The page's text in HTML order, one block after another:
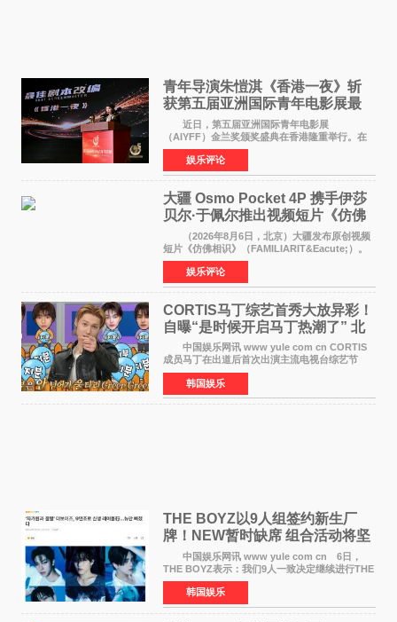
青年导演朱愷淇《香港一夜》斩
获第五届亚洲国际青年电影展最
佳剧本改编奖
近日，第五届亚洲国际青年电影展
（AIYFF）金兰奖颁奖盛典在香港隆重举行。在
这场汇聚数百位海内外电影人、文化界人士及媒
体代表的亚洲青年影视盛会上，香港本土电影
《香港一夜》（Dawn in Ho
娱乐评论
大疆 Osmo Pocket 4P 携手伊莎
贝尔·于佩尔推出视频短片《仿佛
相识》
（2026年8月6日，北京）大疆发布原创视频
短片《仿佛相识》（FAMILIARIT&Eacute;）。
视频短片由戛纳国际电影节最佳女演员伊莎贝尔·
于佩尔（Isabelle Huppert）主演，全程使用大
疆首款双主摄口
娱乐评论
CORTIS马丁综艺首秀大放异彩！
自曝“是时候开启马丁热潮了” 北
美巡演火热进行中
中国娱乐网讯 www yule com cn CORTIS
成员马丁在出道后首次出演主流电视台综艺节
目，展现了多才多艺的魅力。 马丁出演了5日
播出的MBC《Radio Star》Fashion与Passion
之间，I&lsquo;m
韩国娱乐
THE BOYZ以9人组签约新生厂
牌！NEW暂时缺席 组合活动将坚
定不移继续
中国娱乐网讯 www yule com cn 6日，
THE BOYZ表示：我们9人一致决定继续进行THE
BOYZ组合活动，并且已经完成了组合团体活动
签约。目前正在新生厂牌下进行活动准备。尚未
离开THE BOYZ原所
韩国娱乐